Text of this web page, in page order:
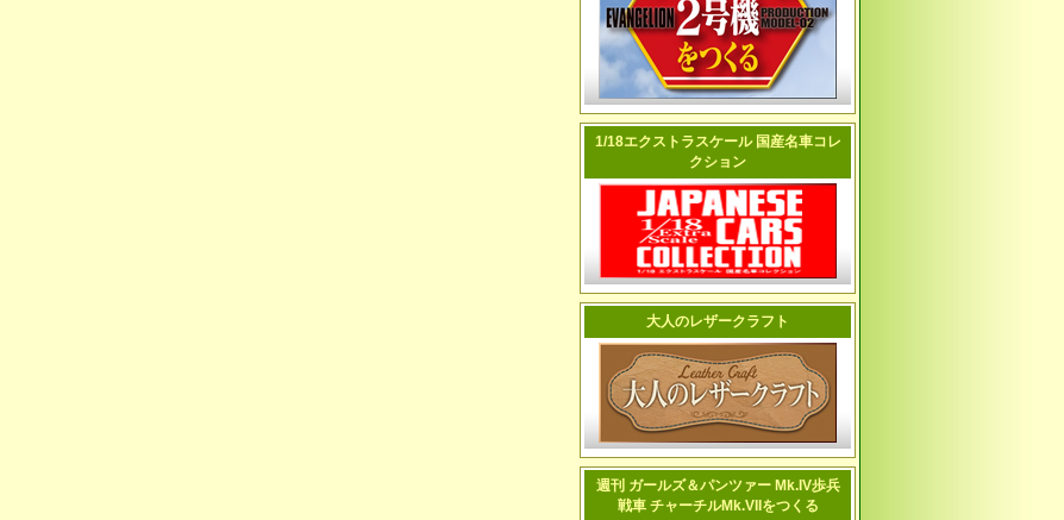
1/18エクストラスケール 国産名車コレ
クション
大人のレザークラフト
週刊 ガールズ＆パンツァー Mk.IV歩兵
戦車 チャーチルMk.VIIをつくる